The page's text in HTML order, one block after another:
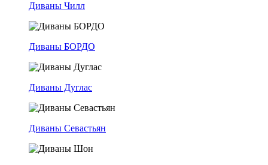
Диваны Чилл
Диваны БОРДО
Диваны Дуглас
Диваны Севастьян